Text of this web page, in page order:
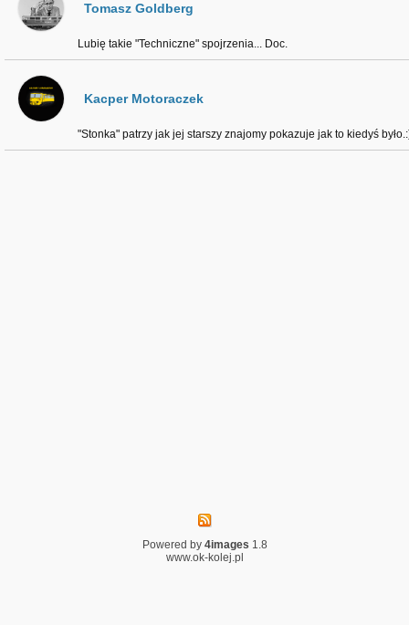
Tomasz Goldberg
Lubię takie "Techniczne" spojrzenia... Doc.
Kacper Motoraczek
"Stonka" patrzy jak jej starszy znajomy pokazuje jak to kiedyś
Powered by 4images 1.8
www.ok-kolej.pl